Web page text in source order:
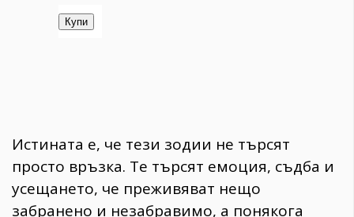
Истината е, че тези зодии не търсят
просто връзка. Те търсят емоция, съдба и
усещането, че преживяват нещо
забранено и незабравимо, а понякога